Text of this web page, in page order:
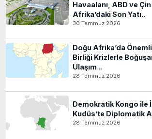
Havaalanı, ABD ve
Afrika’daki Son Yatı..
30 Temmuz 2026
Doğu Afrika’da
Birliği Krizlerle
Ulaşım ..
28 Temmuz 2026
Demokratik Kongo ile
Kudüs’te Diplomatik
28 Temmuz 2026